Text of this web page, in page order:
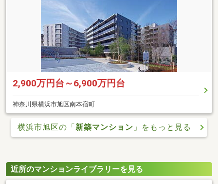
2,900万円台～6,900万円台
神奈川県横浜市旭区南本宿町
横浜市旭区の「新築マンション 」をもっと見る
近所のマンションライブラリーを見る